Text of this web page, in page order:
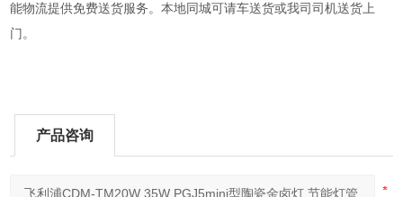
能物流提供免费送货服务。本地同城可请车送货或我司司机送货上
门。
产品咨询